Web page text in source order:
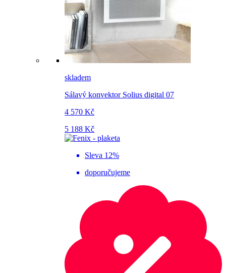
skladem
Sálavý konvektor Solius digital 07
4 570 Kč
5 188 Kč
Sleva 12%
doporučujeme